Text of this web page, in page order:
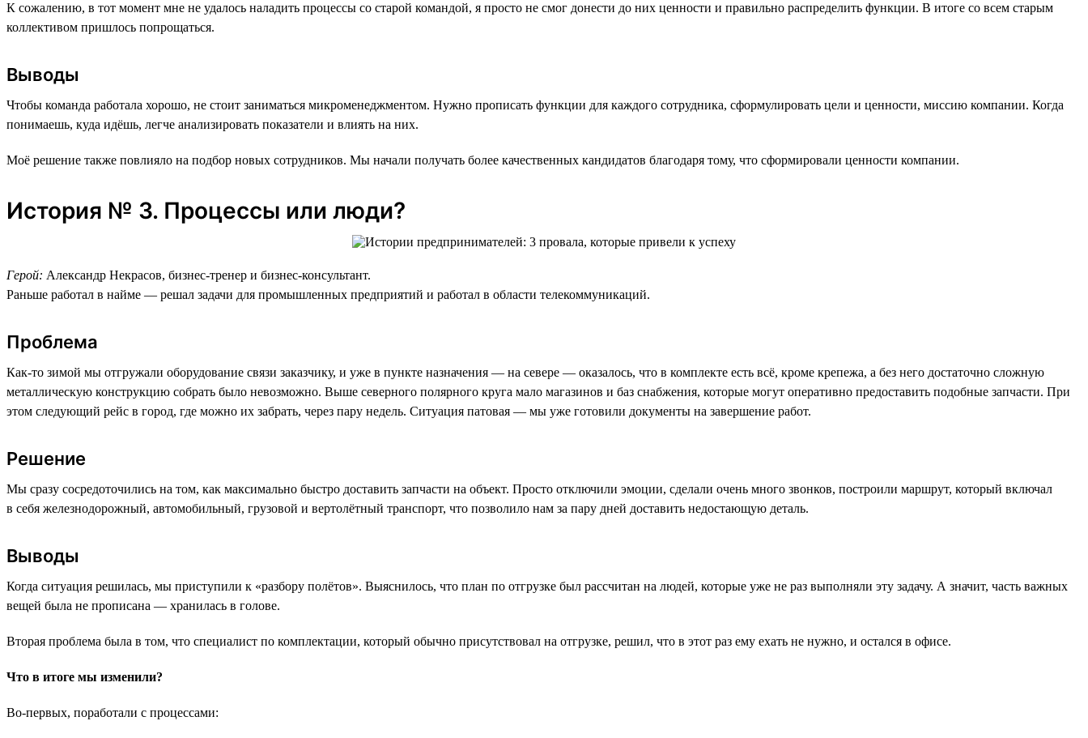
К сожалению, в тот момент мне не удалось наладить процессы со старой командой, я просто не смог донести до них ценности и правильно распределить функции. В итоге со всем старым
коллективом пришлось попрощаться.
Выводы
Чтобы команда работала хорошо, не стоит заниматься микроменеджментом. Нужно прописать функции для каждого сотрудника, сформулировать цели и ценности, миссию компании. Когда
понимаешь, куда идёшь, легче анализировать показатели и влиять на них.
Моё решение также повлияло на подбор новых сотрудников. Мы начали получать более качественных кандидатов благодаря тому, что сформировали ценности компании.
История № 3. Процессы или люди?
Герой: Александр Некрасов, бизнес-тренер и бизнес-консультант.
Раньше работал в найме — решал задачи для промышленных предприятий и работал в области телекоммуникаций.
Проблема
Как-то зимой мы отгружали оборудование связи заказчику, и уже в пункте назначения — на севере — оказалось, что в комплекте есть всё, кроме крепежа, а без него достаточно сложную
металлическую конструкцию собрать было невозможно. Выше северного полярного круга мало магазинов и баз снабжения, которые могут оперативно предоставить подобные запчасти. При
этом следующий рейс в город, где можно их забрать, через пару недель. Ситуация патовая — мы уже готовили документы на завершение работ.
Решение
Мы сразу сосредоточились на том, как максимально быстро доставить запчасти на объект. Просто отключили эмоции, сделали очень много звонков, построили маршрут, который включал
в себя железнодорожный, автомобильный, грузовой и вертолётный транспорт, что позволило нам за пару дней доставить недостающую деталь.
Выводы
Когда ситуация решилась, мы приступили к «разбору полётов». Выяснилось, что план по отгрузке был рассчитан на людей, которые уже не раз выполняли эту задачу. А значит, часть важных
вещей была не прописана — хранилась в голове.
Вторая проблема была в том, что специалист по комплектации, который обычно присутствовал на отгрузке, решил, что в этот раз ему ехать не нужно, и остался в офисе.
Что в итоге мы изменили?
Во-первых, поработали с процессами: